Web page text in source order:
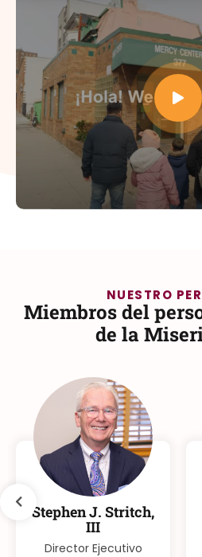
NUESTRO
Miembros del
de la
Stephen J. Stritch,
III
Director Ejecutivo